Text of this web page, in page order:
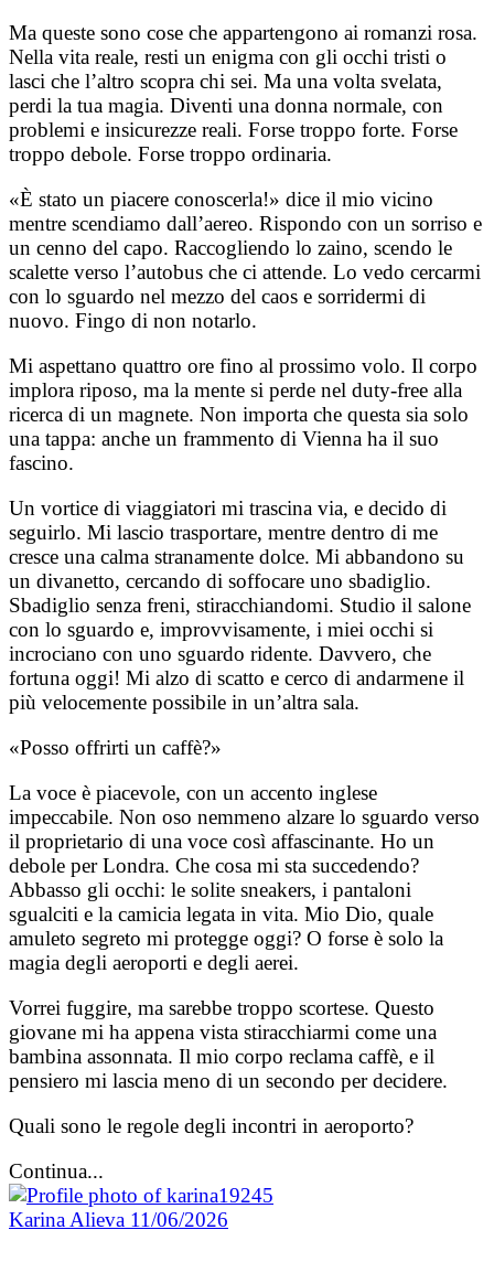
Ma queste sono cose che appartengono ai romanzi rosa.
Nella vita reale, resti un enigma con gli occhi tristi o
lasci che l’altro scopra chi sei. Ma una volta svelata,
perdi la tua magia. Diventi una donna normale, con
problemi e insicurezze reali. Forse troppo forte. Forse
troppo debole. Forse troppo ordinaria.
«È stato un piacere conoscerla!» dice il mio vicino
mentre scendiamo dall’aereo. Rispondo con un sorriso e
un cenno del capo. Raccogliendo lo zaino, scendo le
scalette verso l’autobus che ci attende. Lo vedo cercarmi
con lo sguardo nel mezzo del caos e sorridermi di
nuovo. Fingo di non notarlo.
Mi aspettano quattro ore fino al prossimo volo. Il corpo
implora riposo, ma la mente si perde nel duty-free alla
ricerca di un magnete. Non importa che questa sia solo
una tappa: anche un frammento di Vienna ha il suo
fascino.
Un vortice di viaggiatori mi trascina via, e decido di
seguirlo. Mi lascio trasportare, mentre dentro di me
cresce una calma stranamente dolce. Mi abbandono su
un divanetto, cercando di soffocare uno sbadiglio.
Sbadiglio senza freni, stiracchiandomi. Studio il salone
con lo sguardo e, improvvisamente, i miei occhi si
incrociano con uno sguardo ridente. Davvero, che
fortuna oggi! Mi alzo di scatto e cerco di andarmene il
più velocemente possibile in un’altra sala.
«Posso offrirti un caffè?»
La voce è piacevole, con un accento inglese
impeccabile. Non oso nemmeno alzare lo sguardo verso
il proprietario di una voce così affascinante. Ho un
debole per Londra. Che cosa mi sta succedendo?
Abbasso gli occhi: le solite sneakers, i pantaloni
sgualciti e la camicia legata in vita. Mio Dio, quale
amuleto segreto mi protegge oggi? O forse è solo la
magia degli aeroporti e degli aerei.
Vorrei fuggire, ma sarebbe troppo scortese. Questo
giovane mi ha appena vista stiracchiarmi come una
bambina assonnata. Il mio corpo reclama caffè, e il
pensiero mi lascia meno di un secondo per decidere.
Quali sono le regole degli incontri in aeroporto?
Continua...
Karina Alieva 11/06/2026